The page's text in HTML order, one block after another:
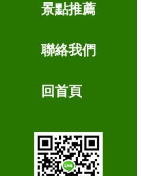
景點推薦
聯絡我們
回首頁